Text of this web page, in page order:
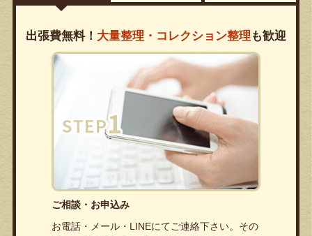
出張費無料！ 大量整理・コレクション整理 も歓迎
ご相談・お申込み
お電話・メール・LINEにてご連絡下さい。その